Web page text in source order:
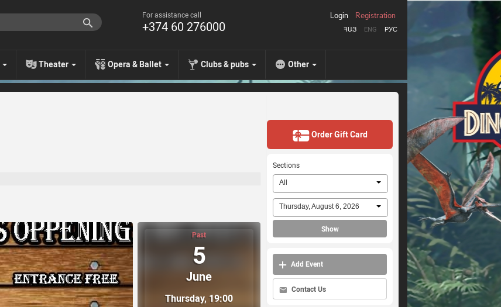
For assistance call
+374 60 276000 ՀԱՅ ENG РУС
Login Registration
Theater Opera & Ballet Clubs & pubs Other
Past
5
June
Thursday, 19:00
Order Gift Card
Sections
All
Thursday, August 6, 2026
Show
Add Event
Contact Us